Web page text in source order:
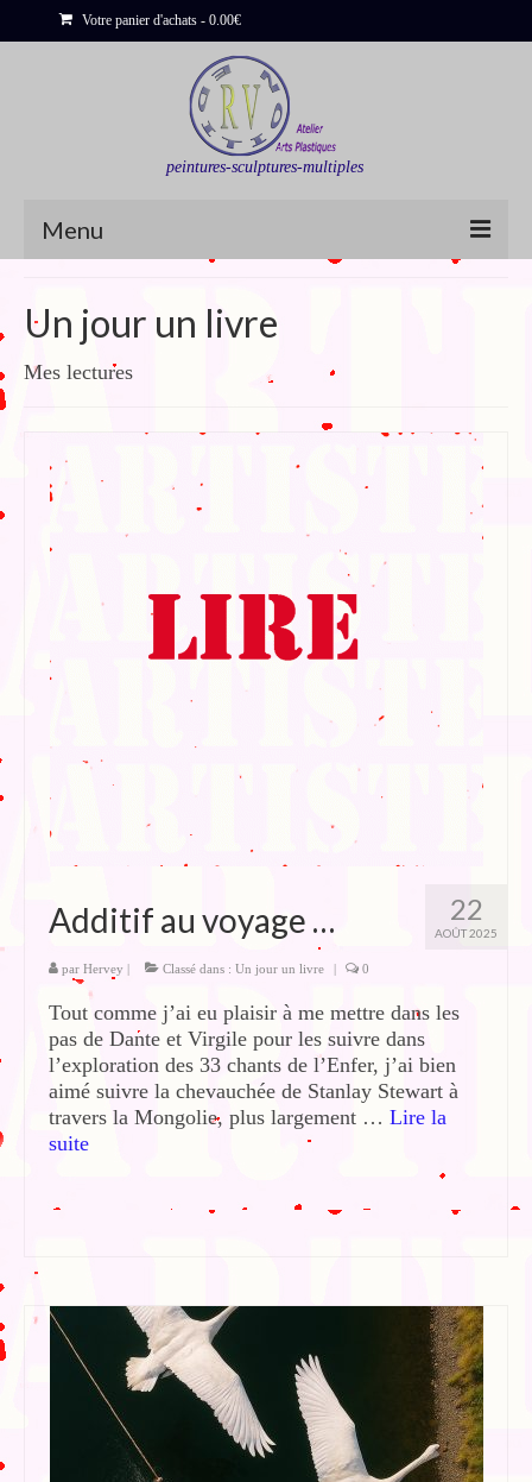
Votre panier d'achats - 0.00€
peintures-sculptures-multiples
Menu
Sculptures
Peinture : Cartes et Itinéraires
Déclinaisons
Edition de Cartes postales.
Un jour un livre
Mes lectures
22
AOÛT 2025
Additif au voyage …
par Hervey | Classé dans : Un jour un livre | 0
Tout comme j’ai eu plaisir à me mettre dans les
pas de Dante et Virgile pour les suivre dans
l’exploration des 33 chants de l’Enfer, j’ai bien
aimé suivre la chevauchée de Stanlay Stewart à
travers la Mongolie, plus largement … Lire la
suite­­